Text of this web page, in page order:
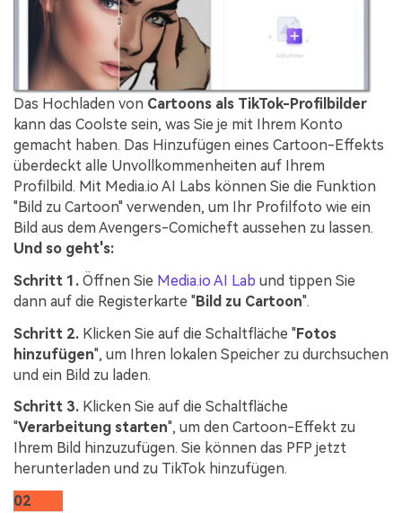
Das Hochladen von Cartoons als TikTok-Profilbilder
kann das Coolste sein, was Sie je mit Ihrem Konto
gemacht haben. Das Hinzufügen eines Cartoon-Effekts
überdeckt alle Unvollkommenheiten auf Ihrem
Profilbild. Mit Media.io AI Labs können Sie die Funktion
"Bild zu Cartoon" verwenden, um Ihr Profilfoto wie ein
Bild aus dem Avengers-Comicheft aussehen zu lassen.
Und so geht's:
Schritt 1. Öffnen Sie Media.io AI Lab und tippen Sie
dann auf die Registerkarte "Bild zu Cartoon".
Schritt 2. Klicken Sie auf die Schaltfläche "Fotos
hinzufügen", um Ihren lokalen Speicher zu durchsuchen
und ein Bild zu laden.
Schritt 3. Klicken Sie auf die Schaltfläche
"Verarbeitung starten", um den Cartoon-Effekt zu
Ihrem Bild hinzuzufügen. Sie können das PFP jetzt
herunterladen und zu TikTok hinzufügen.
02